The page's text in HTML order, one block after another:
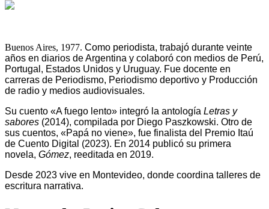
Buenos Aires, 1977. Como periodista, trabajó durante veinte
años en diarios de Argentina y colaboró con medios de Perú,
Portugal, Estados Unidos y Uruguay. Fue docente en
carreras de Periodismo, Periodismo deportivo y Producción
de radio y medios audiovisuales.
Su cuento «A fuego lento» integró la antología Letras y
sabores (2014), compilada por Diego Paszkowski. Otro de
sus cuentos, «Papá no viene», fue finalista del Premio Itaú
de Cuento Digital (2023). En 2014 publicó su primera
novela, Gómez, reeditada en 2019.
Desde 2023 vive en Montevideo, donde coordina talleres de
escritura narrativa.